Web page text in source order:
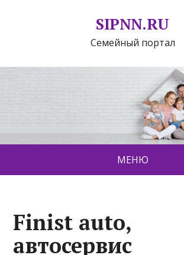
SIPNN.RU
Семейный портал
МЕНЮ
Finist auto,
автосервис